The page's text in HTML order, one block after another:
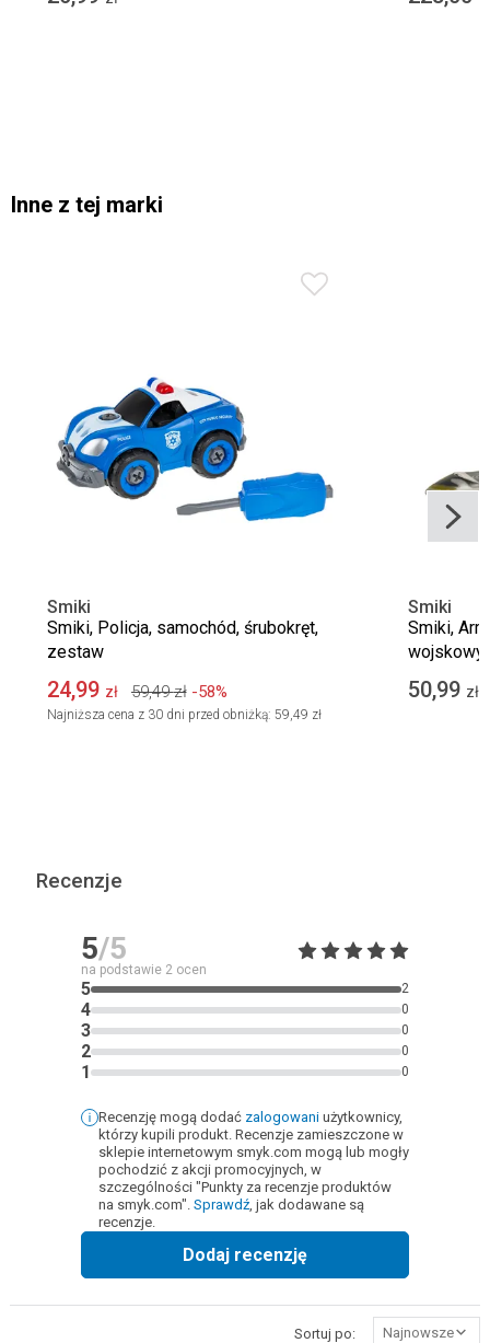
Inne z tej marki
Smiki
Smiki, Policja, samochód, śrubokręt,
zestaw
24,99 zł 59,49 zł -58%
Najniższa cena z 30 dni przed obniżką: 59,49 zł
Smiki
Smiki,
wojskowy
pojazd z
50,99 zł
Recenzje
5/5
na podstawie 2 ocen
5 2
4 0
3 0
2 0
1 0
Recenzję mogą dodać zalogowani użytkownicy,
którzy kupili produkt. Recenzje zamieszczone w
sklepie internetowym smyk.com mogą lub mogły
pochodzić z akcji promocyjnych, w
szczególności "Punkty za recenzje produktów
na smyk.com". Sprawdź, jak dodawane są
recenzje.
Dodaj recenzję
Sortuj po: Najnowsze